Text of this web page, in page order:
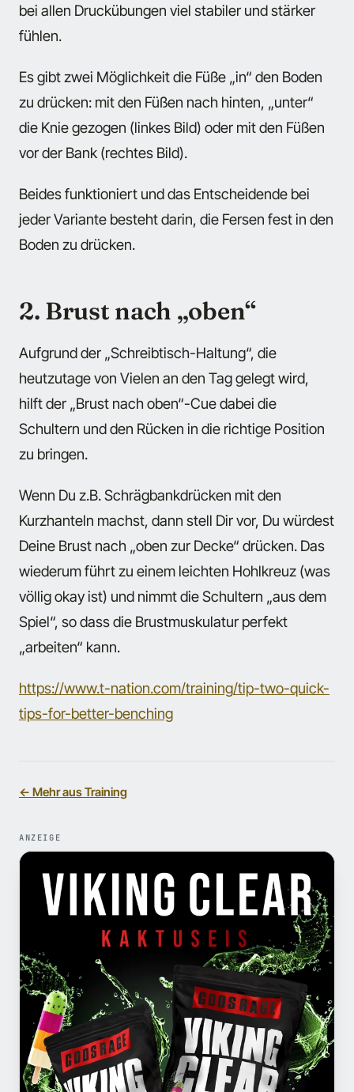
bei allen Druckübungen viel stabiler und stärker
fühlen.
Es gibt zwei Möglichkeit die Füße „in“ den Boden
zu drücken: mit den Füßen nach hinten, „unter“
die Knie gezogen (linkes Bild) oder mit den Füßen
vor der Bank (rechtes Bild).
Beides funktioniert und das Entscheidende bei
jeder Variante besteht darin, die Fersen fest in den
Boden zu drücken.
2. Brust nach „oben“
Aufgrund der „Schreibtisch-Haltung“, die
heutzutage von Vielen an den Tag gelegt wird,
hilft der „Brust nach oben“-Cue dabei die
Schultern und den Rücken in die richtige Position
zu bringen.
Wenn Du z.B. Schrägbankdrücken mit den
Kurzhanteln machst, dann stell Dir vor, Du würdest
Deine Brust nach „oben zur Decke“ drücken. Das
wiederum führt zu einem leichten Hohlkreuz (was
völlig okay ist) und nimmt die Schultern „aus dem
Spiel“, so dass die Brustmuskulatur perfekt
„arbeiten“ kann.
https://www.t-nation.com/training/tip-two-quick-
tips-for-better-benching
← Mehr aus Training
ANZEIGE